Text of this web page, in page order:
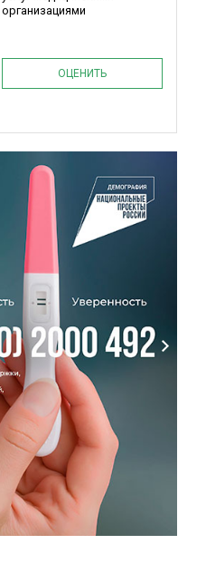
организациями
ОЦЕНИТЬ